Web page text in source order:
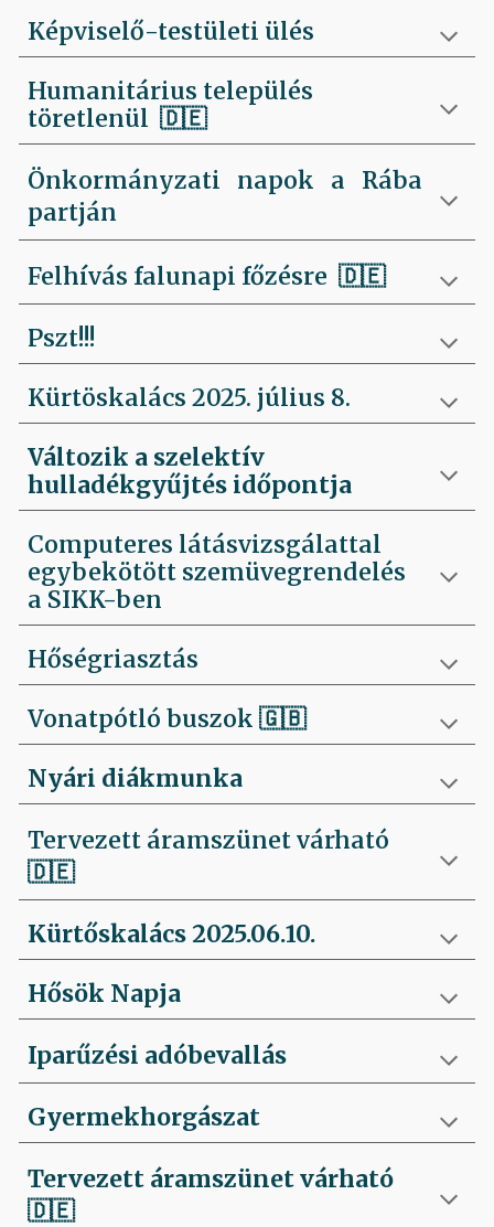
Képviselő-testületi ülés
Humanitárius település
töretlenül🇩🇪
Önkormányzati napok a Rába
partján
Felhívás falunapi főzésre🇩🇪
Pszt!!!
Kürtöskalács 2025. július 8.
Változik a szelektív
hulladékgyűjtés időpontja
Computeres látásvizsgálattal
egybekötött szemüvegrendelés
a SIKK-ben
Hőségriasztás
Vonatpótló buszok 🇬🇧
Nyári diákmunka
Tervezett áramszünet várható
🇩🇪
Kürtőskalács 2025.06.10.
Hősök Napja
Iparűzési adóbevallás
Gyermekhorgászat
Tervezett áramszünet várható
🇩🇪